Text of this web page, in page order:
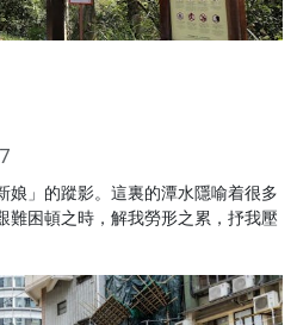
娘」的蹤影。這裏的潭水隱喻着很多
難困頓之時，解我勞形之累，抒我壓